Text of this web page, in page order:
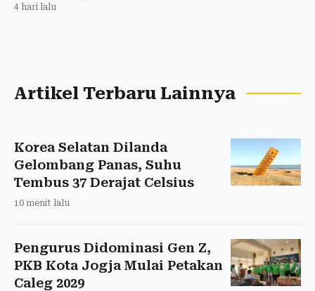
4 hari lalu
Artikel Terbaru Lainnya
Korea Selatan Dilanda
Gelombang Panas, Suhu
Tembus 37 Derajat Celsius
10 menit lalu
Pengurus Didominasi Gen Z,
PKB Kota Jogja Mulai Petakan
Caleg 2029